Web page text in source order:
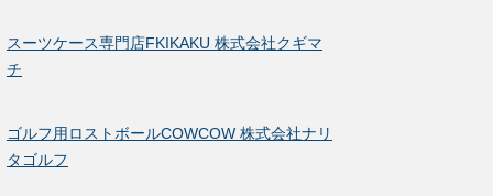
スーツケース専門店FKIKAKU 株式会社クギマ
チ
ゴルフ用ロストボールCOWCOW 株式会社ナリ
タゴルフ